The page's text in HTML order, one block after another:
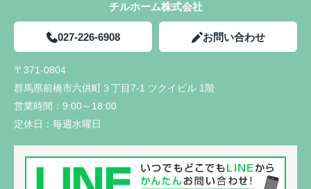
チルホーム株式会社
027-226-6908 お問い合わせ
〒371-0804
群馬県前橋市六供町３丁目7-1 ツクイビル 1階
営業時間： 9:00～18:00
定休日： 毎週水曜日